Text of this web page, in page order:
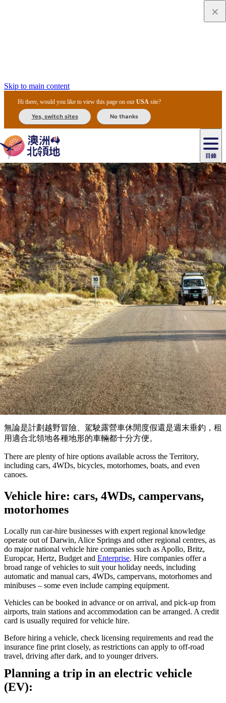
Skip to main content
Hi there, would you like to view this page on ourUSA site?
Yes, switch sites No thanks
目錄
主
目
錄
必
訪
景
點
最
受
歡
迎
目
的
地
內
陸
和
戶
外
區
索
達
爾
文
愛
麗
斯
泉
烏
魯
魯
卡
卡
杜
國
家
公
園
李
治
菲
特
國
家
公
園
瓦
塔
卡
國
家
公
園
提
維
群
島
東
阿
納
姆
地
馬
塔
蘭
卡
溫
泉
池
尼
特
米
魯
克
國
家
公
園
卡
魯
卡
魯
/
魔
鬼
大
理
石
保
護
區
馬
古
克
瀑
布
茨
奧
里
查
/
西
麥
克
唐
納
國
家
公
園
必
玩
活
動
體
驗
旅
客
類
型
推
薦
榜
單
住
民
文
化
體
驗
美
食
攻
略
節
慶
與
活
動
戶
外
和
探
險
自
然
和
野
生
動
植
物
歷
史
與
文
物
釣
魚
豪
華
旅
游
露
營
和
豪
華
野
營
自
駕
遊
規
劃
的
旅
規
劃
和
預
訂
實
用
資
訊
規
劃
具
住
宿
導
覽
團
租
車
和
交
通
工
具
尋:
Sign
up
規劃
租車和交通工具
無論是計劃越野冒險、駕駛露營車休閒度假還是週末垂釣，租
用適合北領地各種地形的車輛都十分方便。
There are plenty of hire options available across the Territory,
including cars, 4WDs, bicycles, motorhomes, boats, and even
canoes.
Vehicle hire: cars, 4WDs, campervans,
motorhomes
Locally run car-hire businesses with expert regional knowledge
operate out of Darwin, Alice Springs and other regional centres, as
do major national vehicle hire companies such as Apollo, Britz,
Europcar, Hertz, Budget and Enterprise. Hire companies offer a
broad range of vehicles to suit your holiday needs, including
automatic and manual cars, 4WDs, campervans, motorhomes and
minibuses – some even include camping equipment.
Vehicles can be booked in advance or on arrival, and pick-up from
airports, train stations and accommodation can be arranged. A credit
card is usually required for vehicle hire.
Before hiring a vehicle, check licensing requirements and read the
insurance fine print closely, as restrictions can apply to off-road
travel, driving after dark, and to younger drivers.
Planning a trip in an electric vehicle
(EV):